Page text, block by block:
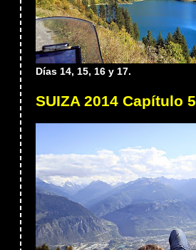
Días 14, 15, 16 y 17.
SUIZA 2014 Capítulo 5